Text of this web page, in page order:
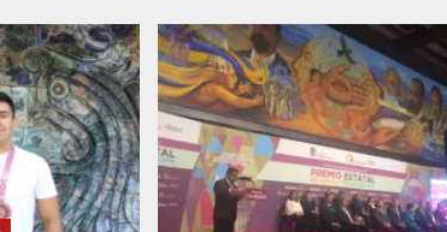
La
DEU
inicia
junio
con
entrega
de
avales